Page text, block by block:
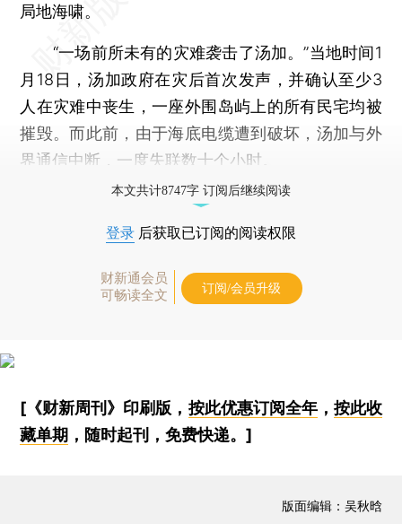
局地海啸。
“一场前所未有的灾难袭击了汤加。”当地时间1
月18日，汤加政府在灾后首次发声，并确认至少3
人在灾难中丧生，一座外围岛屿上的所有民宅均被
摧毁。而此前，由于海底电缆遭到破坏，汤加与外
界通信中断，一度失联数十个小时。
本文共计8747字 订阅后继续阅读
登录 后获取已订阅的阅读权限
财新通会员
可畅读全文
订阅/会员升级
[《财新周刊》印刷版， 按此优惠订阅全年， 按此收
藏单期 ，随时起刊，免费快递。]
版面编辑：吴秋晗